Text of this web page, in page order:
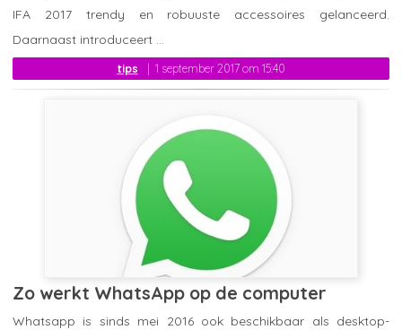
tips 1 september 2017 om 15:40
IFA 2017 trendy en robuuste accessoires gelanceerd.
Daarnaast introduceert ...
Zo werkt WhatsApp op de computer
Whatsapp is sinds mei 2016 ook beschikbaar als desktop-